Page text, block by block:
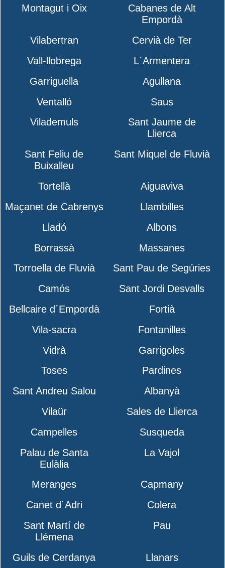
Montagut i Oix
Cabanes de Alt
Empordà
Vilabertran
Cervià de Ter
Vall-llobrega
L´Armentera
Garriguella
Agullana
Ventalló
Saus
Vilademuls
Sant Jaume de
Llierca
Sant Feliu de
Buixalleu
Sant Miquel de Fluvià
Tortellà
Aiguaviva
Maçanet de Cabrenys
Llambilles
Lladó
Albons
Borrassà
Massanes
Torroella de Fluvià
Sant Pau de Segúries
Camós
Sant Jordi Desvalls
Bellcaire d´Empordà
Fortià
Vila-sacra
Fontanilles
Vidrà
Garrigoles
Toses
Pardines
Sant Andreu Salou
Albanyà
Vilaür
Sales de Llierca
Campelles
Susqueda
Palau de Santa
Eulàlia
La Vajol
Meranges
Capmany
Canet d´Adri
Colera
Sant Martí de
Llémena
Pau
Guils de Cerdanya
Llanars